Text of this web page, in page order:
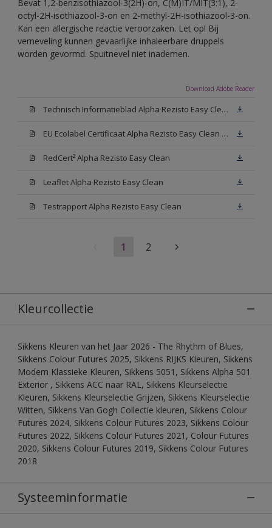
Bevat 1,2-benzisothiazool-3(2H)-on, C(M)IT/MIT(3:1), 2-
octyl-2H-isothiazool-3-on en 2-methyl-2H-isothiazool-3-on.
Kan een allergische reactie veroorzaken. Let op! Bij
verneveling kunnen gevaarlijke inhaleerbare druppels
worden gevormd. Spuitnevel niet inademen.
Download Adobe Reader
Technisch Informatieblad Alpha Rezisto Easy Clean (PDF)
EU Ecolabel Certificaat Alpha Rezisto Easy Clean Mat
RedCert² Alpha Rezisto Easy Clean
Leaflet Alpha Rezisto Easy Clean
Testrapport Alpha Rezisto Easy Clean
1 2
Kleurcollectie
Sikkens Kleuren van het Jaar 2026 - The Rhythm of Blues,
Sikkens Colour Futures 2025, Sikkens RIJKS Kleuren, Sikkens
Modern Klassieke Kleuren, Sikkens 5051, Sikkens Alpha 501
Exterior , Sikkens ACC naar RAL, Sikkens Kleurselectie
Kleuren, Sikkens Kleurselectie Grijzen, Sikkens Kleurselectie
Witten, Sikkens Van Gogh Collectie kleuren, Sikkens Colour
Futures 2024, Sikkens Colour Futures 2023, Sikkens Colour
Futures 2022, Sikkens Colour Futures 2021, Colour Futures
2020, Sikkens Colour Futures 2019, Sikkens Colour Futures
2018
Systeeminformatie